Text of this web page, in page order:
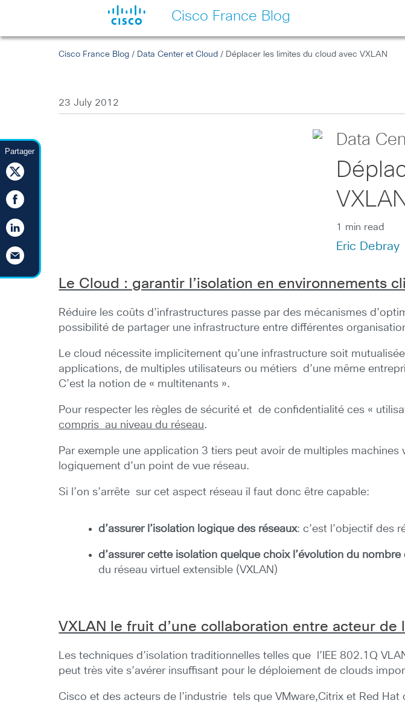
Cisco France Blog
Partager
Cisco France Blog / Data Center et Cloud / Déplacer les limites du cloud avec VXLAN
23 July 2012
Data
VXLAN
1 min read
Eric Debray
Le Cloud : garantir l’isolation en environnements
Réduire les coûts d’infrastructures passe par des mécanismes
possibilité de partager une infrastructure entre différentes
Le cloud nécessite implicitement qu’une infrastructure soit
applications, de multiples utilisateurs ou métiers d’une même
C’est la notion de « multitenants ».
Pour respecter les règles de sécurité et de confidentialité ces «
compris au niveau du réseau.
Par exemple une application 3 tiers peut avoir de multiples
logiquement d’un point de vue réseau.
Si l’on s’arrête sur cet aspect réseau il faut donc être capable:
d’assurer l’isolation logique des réseaux: c’est l’objectif des
d’assurer cette isolation quelque choix l’évolution du nombre
du réseau virtuel extensible (VXLAN)
VXLAN le fruit d’une collaboration entre acteur de
Les techniques d’isolation traditionnelles telles que l’IEE 802.1Q
peut très vite s’avérer insuffisant pour le déploiement de clouds
Cisco et des acteurs de l’industrie tels que VMware,Citrix et Red